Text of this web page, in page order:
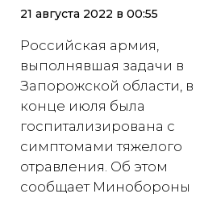
21 августа 2022 в 00:55
Российская армия,
выполнявшая задачи в
Запорожской области, в
конце июля была
госпитализирована с
симптомами тяжелого
отравления. Об этом
сообщает Минобороны